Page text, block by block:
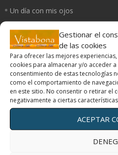
Gestionar el
de las cookies
Para ofrecer las mejores
cookies para almacenar y/o acceder
consentimiento de estas tecnologías
como el comportamiento de
en este sitio. No consentir o retirar el
negativamente a ciertas
ACEPTAR
Un día con mis ojos
El Yoga de los ojos
Periferia
¿Cómo curan los colores?
Terapias oculares